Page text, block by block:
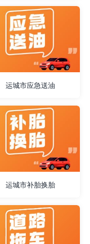
运城市应急送油
运城市补胎换胎